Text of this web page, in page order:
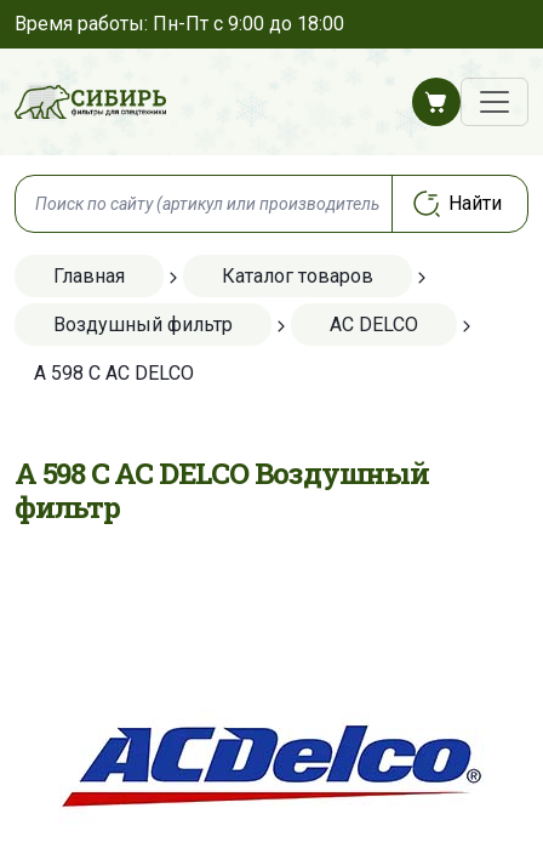
Время работы: Пн-Пт с 9:00 до 18:00
Главная Каталог товаров
Воздушный фильтр AC DELCO
A 598 C AC DELCO
A 598 C AC DELCO Воздушный
фильтр